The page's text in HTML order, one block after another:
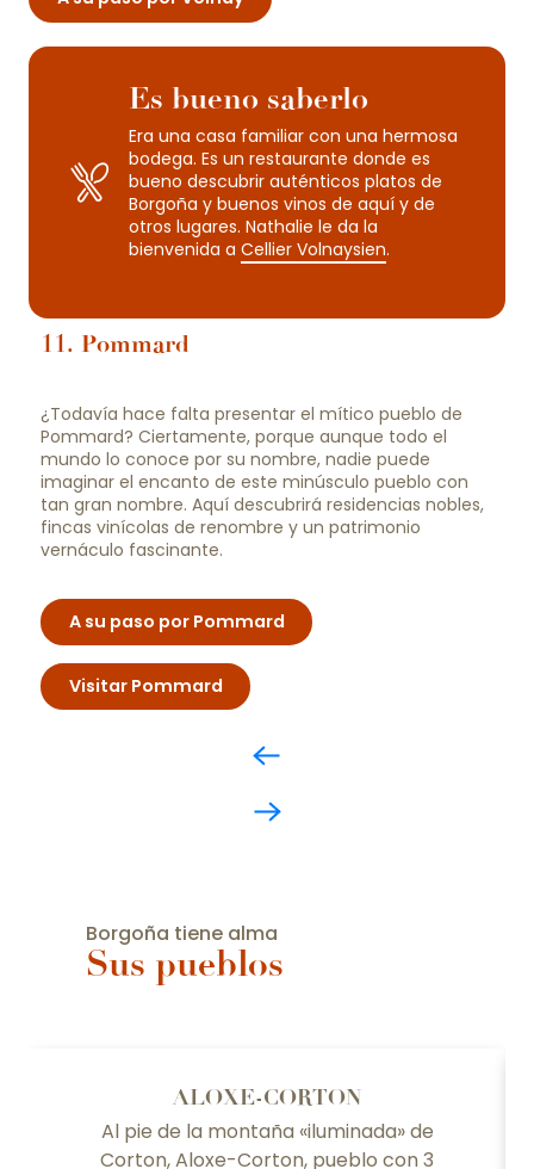
Es bueno saberlo
Era una casa familiar con una hermosa
bodega. Es un restaurante donde es
bueno descubrir auténticos platos de
Borgoña y buenos vinos de aquí y de
otros lugares. Nathalie le da la
bienvenida a Cellier Volnaysien.
11. Pommard
¿Todavía hace falta presentar el mítico pueblo de
Pommard? Ciertamente, porque aunque todo el
mundo lo conoce por su nombre, nadie puede
imaginar el encanto de este minúsculo pueblo con
tan gran nombre. Aquí descubrirá residencias nobles,
fincas vinícolas de renombre y un patrimonio
vernáculo fascinante.
A su paso por Pommard
Visitar Pommard
Borgoña tiene alma
Sus pueblos
ALOXE-CORTON
Al pie de la montaña «iluminada» de
Corton, Aloxe-Corton, pueblo con 3